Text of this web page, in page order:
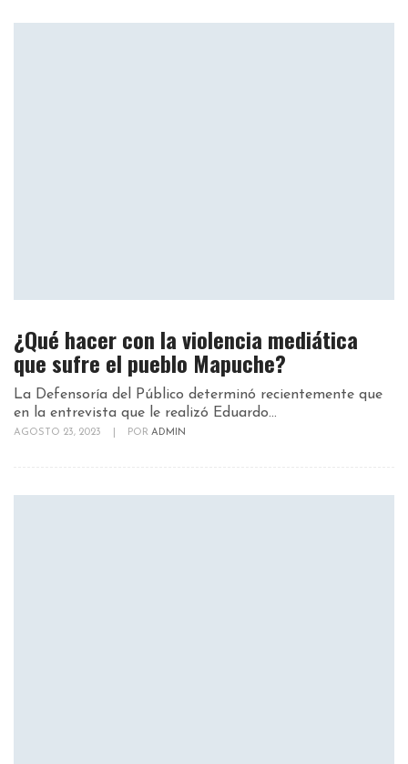
¿Qué hacer con la violencia mediática
que sufre el pueblo Mapuche?
La Defensoría del Público determinó recientemente que
en la entrevista que le realizó Eduardo...
AGOSTO 23, 2023 POR ADMIN